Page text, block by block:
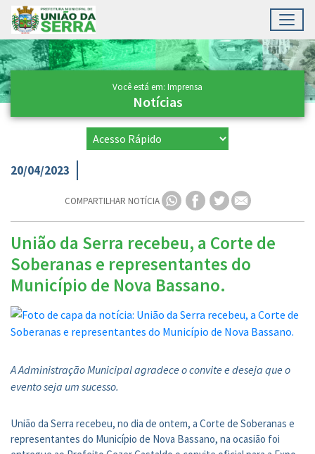
Ir para conteúdo principal
Conteúdo Principal
Você está em: Imprensa
Notícias
20/04/2023
COMPARTILHAR NOTÍCIA
União da Serra recebeu, a Corte de
Soberanas e representantes do
Município de Nova Bassano.
A Administração Municipal agradece o convite e deseja que o
evento seja um sucesso.
União da Serra recebeu, no dia de ontem, a Corte de Soberanas e
representantes do Município de Nova Bassano, na ocasião foi